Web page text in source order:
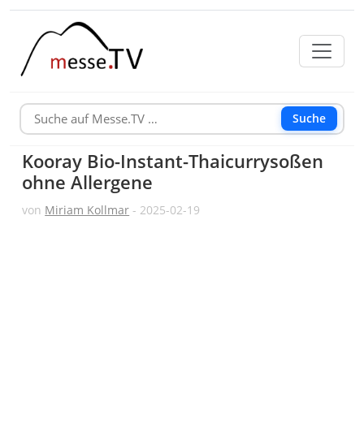
Suche
Kooray Bio-Instant-Thaicurrysoßen
ohne Allergene
von Miriam Kollmar - 2025-02-19